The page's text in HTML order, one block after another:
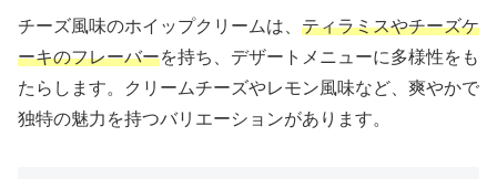
チーズ風味のホイップクリームは、 ティラミスやチーズケ
ーキのフレーバーを持ち、デザートメニューに多様性をも
たらします。クリームチーズやレモン風味など、爽やかで
独特の魅力を持つバリエーションがあります。